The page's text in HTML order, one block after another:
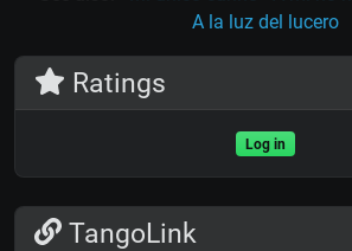
A la luz del lucero
Ratings
Log in
TangoLink